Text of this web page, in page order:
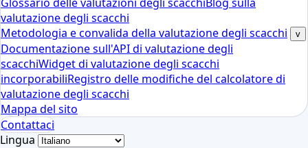
valutazione degli scacchi
Metodologia e convalida della valutazione degli scacchi
v
Documentazione sull'API di valutazione degli
scacchiWidget di valutazione degli scacchi
incorporabiliRegistro delle modifiche del calcolatore di
valutazione degli scacchi
Mappa del sito
Contattaci
Lingua